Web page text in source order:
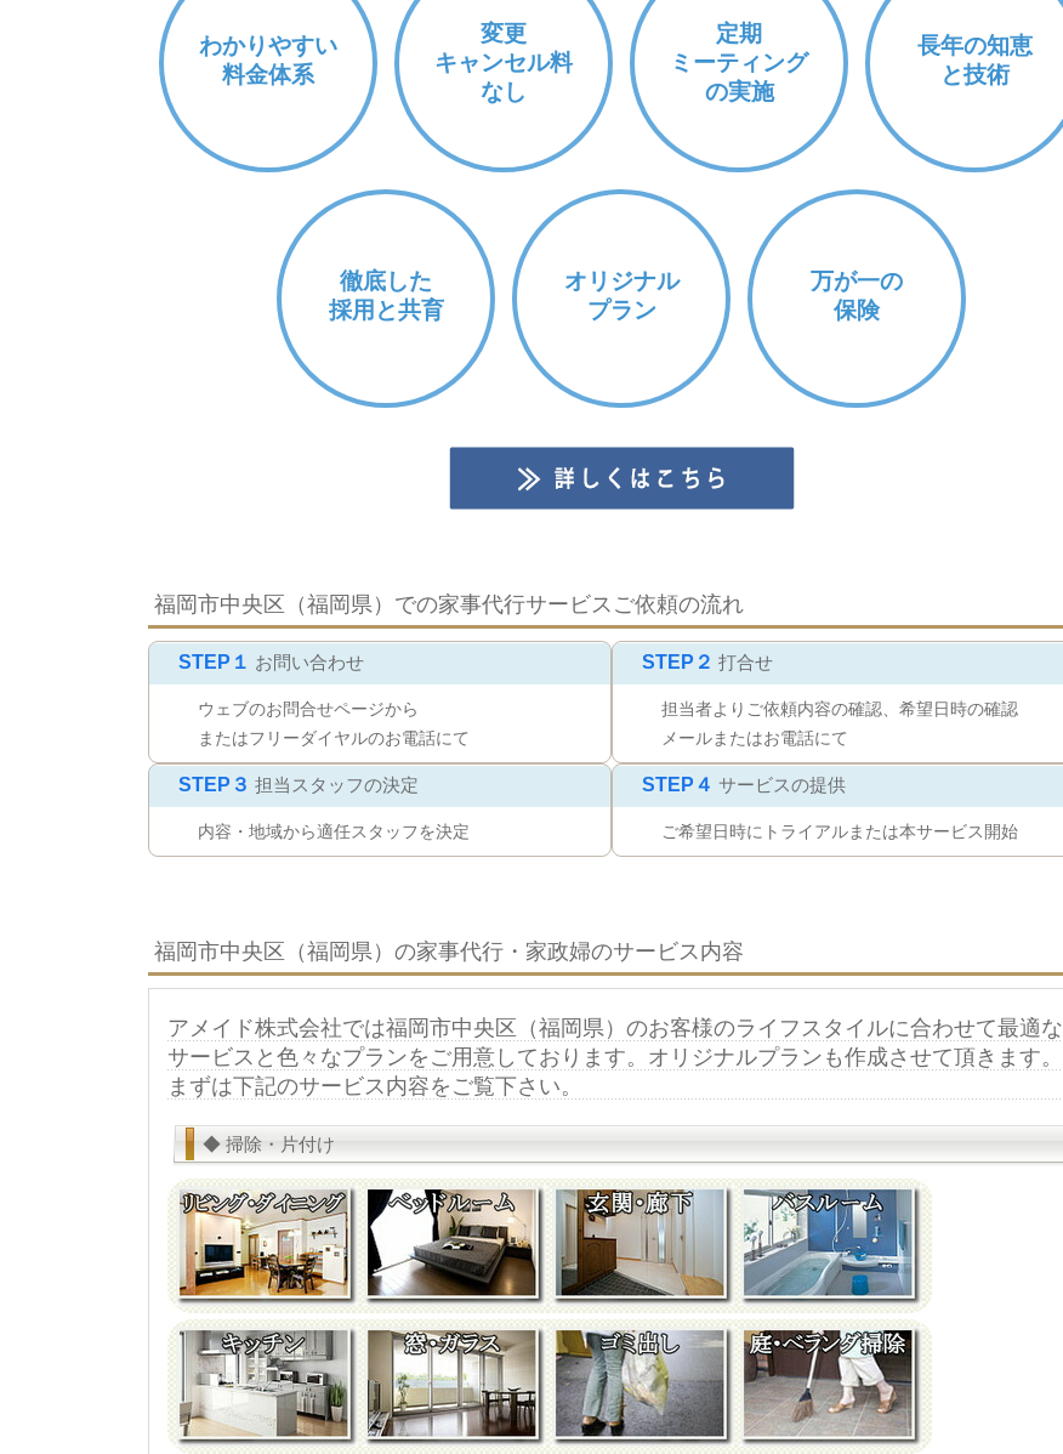
わかりやすい
料金体系
変更
キャンセル料
なし
定期
ミーティング
の実施
長年の知恵
と技術
徹底した
採用と共育
オリジナル
プラン
万が一の
保険
福岡市中央区（福岡県）での家事代行サービスご依頼の流れ
STEP１ お問い合わせ
ウェブのお問合せページから
またはフリーダイヤルのお電話にて
STEP２打合せ
担当者よりご依頼内容の確認、希望日時の確認
メールまたはお電話にて
STEP３ 担当スタッフの決定
内容・地域から適任スタッフを決定
STEP４サービスの提供
ご希望日時にトライアルまたは本サービス開始
福岡市中央区（福岡県）の家事代行・家政婦のサービス内容
アメイド株式会社では福岡市中央区（福岡県）のお客様のライフスタイルに合わせて最適な
サービスと色々なプランをご用意しております。オリジナルプランも作成させて頂きます。
まずは下記のサービス内容をご覧下さい。
◆ 掃除・片付け